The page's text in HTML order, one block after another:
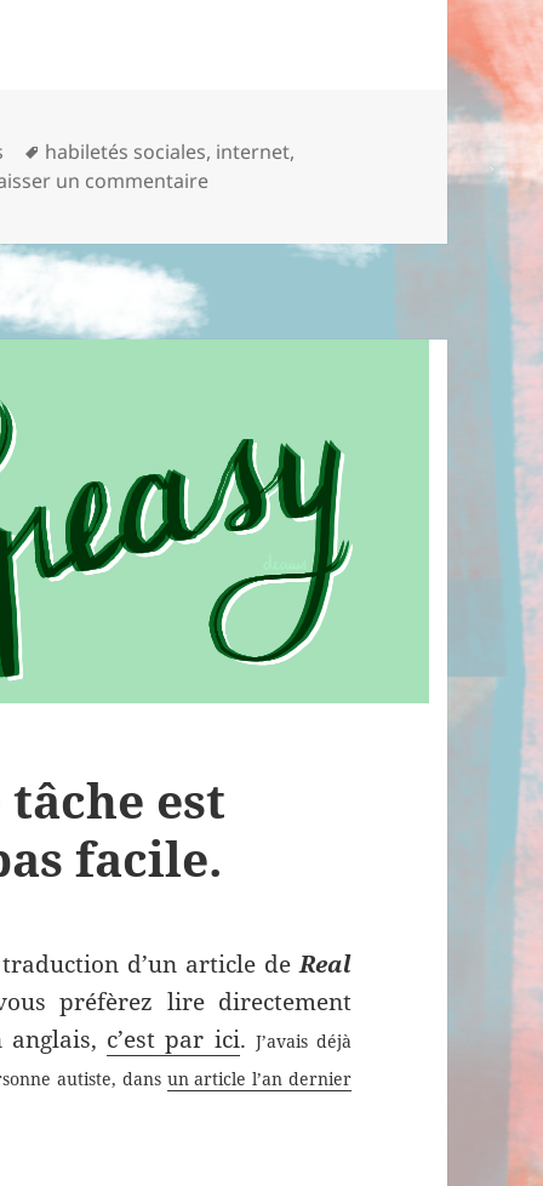
Mots-
clés
habiletés sociales, internet,
un commentaire sur Avoir de bonnes
est
facile.
d’un article deReal
préfèrez lire directement
c’est par ici. J’avais déjà
autiste, dans un article l’an dernier